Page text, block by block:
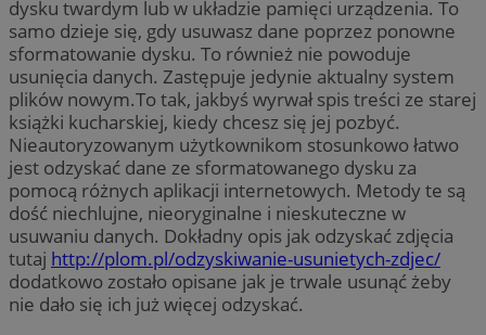
dysku twardym lub w układzie pamięci urządzenia. To
samo dzieje się, gdy usuwasz dane poprzez ponowne
sformatowanie dysku. To również nie powoduje
usunięcia danych. Zastępuje jedynie aktualny system
plików nowym.To tak, jakbyś wyrwał spis treści ze starej
książki kucharskiej, kiedy chcesz się jej pozbyć.
Nieautoryzowanym użytkownikom stosunkowo łatwo
jest odzyskać dane ze sformatowanego dysku za
pomocą różnych aplikacji internetowych. Metody te są
dość niechlujne, nieoryginalne i nieskuteczne w
usuwaniu danych. Dokładny opis jak odzyskać zdjęcia
tutaj http://plom.pl/odzyskiwanie-usunietych-zdjec/
dodatkowo zostało opisane jak je trwale usunąć żeby
nie dało się ich już więcej odzyskać.